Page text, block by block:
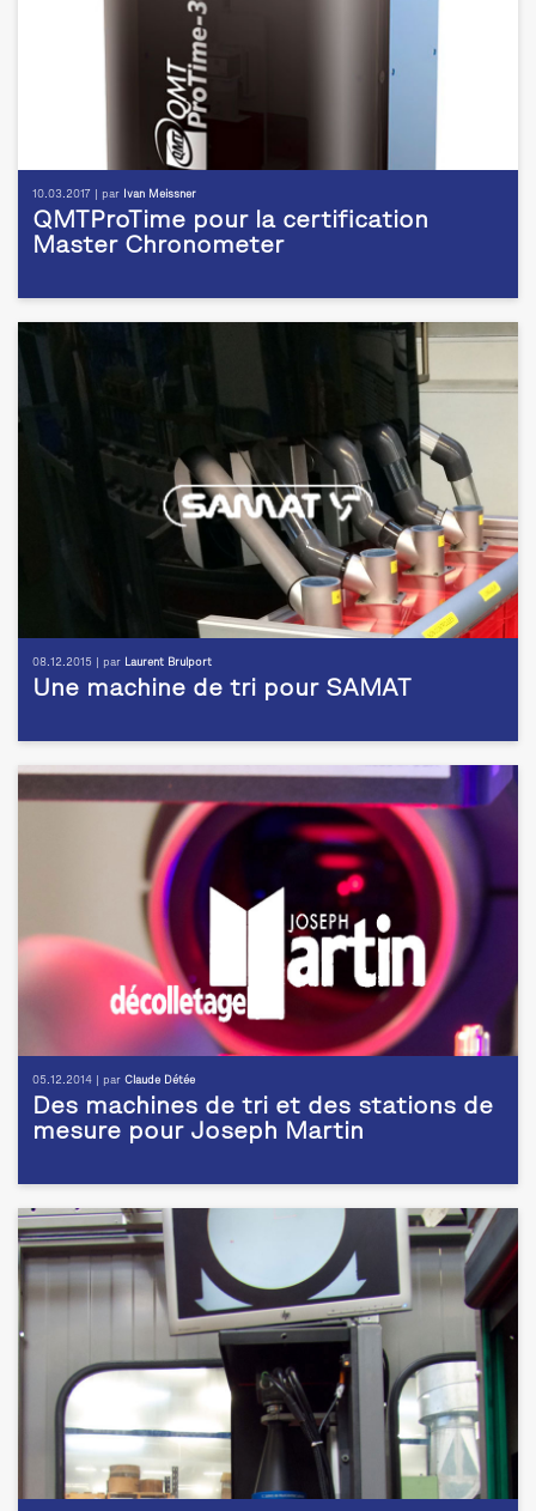
10.03.2017 | par Ivan Meissner
QMTProTime pour la certification
Master Chronometer
08.12.2015 | par Laurent Brulport
Une machine de tri pour SAMAT
05.12.2014 | par Claude Détée
Des machines de tri et des stations de
mesure pour Joseph Martin